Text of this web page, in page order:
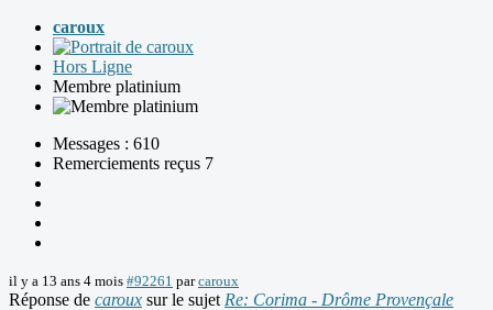
caroux
Hors Ligne
Membre platinium
Messages : 610
Remerciements reçus 7
il y a 13 ans 4 mois #92261 parcaroux
Réponse de caroux sur le sujet Re: Corima - Drôme Provençale